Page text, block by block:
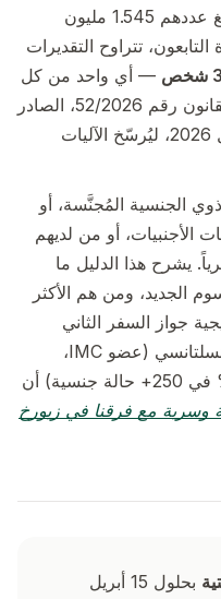
4.6% من المواطنين الكويتيين البالغ عددهم 1.545 مليون
تتراوح التقديرات
— أي واحد من كل
خمسة كويتيين. وقد جاء المرسوم بقانون رقم 52/2026، الصادر
في الجريدة الرسمية بتاريخ 13 أبريل 2026، ليُرسّخ الآليات
الجنسية المُجنَّسة، أو
الأجنبيات، أو من لديهم
يشرح هذا الدليل ما
الجديد، ومن هم الأكثر
جواز السفر الثاني
بالمعيار السويسري من ميرابيلو كونسلتانسي (عضو IMC،
معتمدة ACAMS، نسبة قبول 99% في 250+ حالة جنسية) أن
وسرية مع فرقنا في زيورخ
بحلول 15 أبريل